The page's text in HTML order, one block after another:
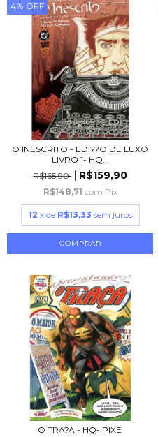
4% OFF
O INESCRITO - EDI??O DE LUXO
LIVRO 1- HQ...
R$165,90
R$159,90
R$148,71 com Pix
12 x de R$13,33 sem juros
O TRA?A - HQ- PIXE